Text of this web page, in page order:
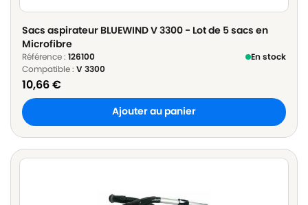
Sacs aspirateur BLUEWIND V 3300 - Lot de 5 sacs en
Microfibre
Référence : 126100
En stock
Compatible : V 3300
10,66€
Ajouter au panier